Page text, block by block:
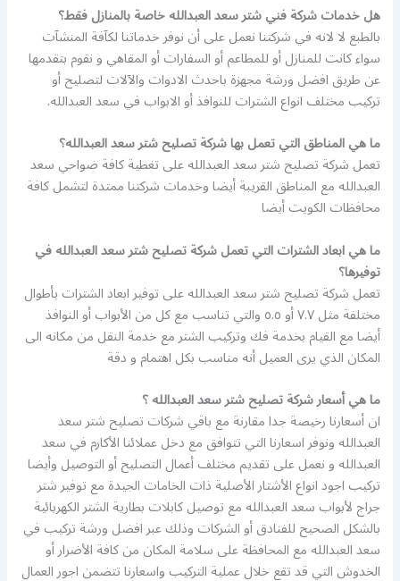
هل خدمات شركة فني شتر سعد العبدالله خاصة بالمنازل فقط؟
بالطبع لا لانه في شركتنا نعمل على أن نوفر خدماتنا لكآفة المنشآت
سواء كانت للمنازل أو للمطاعم أو السفارات أو المقاهي و نقوم بتقدمها
عن طريق افضل ورشة مجهزة باحدث الادوات والآلات لتصليح أو
تركيب مختلف انواع الشترات للنوافذ أو الابواب في سعد العبدالله.
ما هي المناطق التي تعمل بها شركة تصليح شتر سعد العبدالله؟
تعمل شركة تصليح شتر سعد العبدالله على تغطية كافة ضواحي سعد
العبدالله مع المناطق القريبة أيضا وخدمات شركتنا ممتدة لتشمل كافة
محافظات الكويت أيضا
ما هي ابعاد الشترات التي تعمل شركة تصليح شتر سعد العبدالله في
توفيرها؟
تعمل شركة تصليح شتر سعد العبدالله على توفير ابعاد الشترات بأطوال
مختلفة مثل ٧.٧ أو ٥.٥ والتي تناسب مع كل من الأبواب أو النوافذ
أيضا مع القيام بخدمة فك وتركيب الشتر مع خدمة النقل من مكانه الى
المكان الذي يرى العميل أنه مناسب بكل اهتمام و دقة
ما هي أسعار شركة تصليح شتر سعد العبدالله ؟
ان أسعارنا رخيصة جدا مقارنة مع باقي شركات تصليح شتر سعد
العبدالله ونوفر اسعارنا التي تتوافق مع دخل عملائنا الأكارم في سعد
العبدالله و نعمل على تقديم مختلف أعمال التصليح أو التوصيل وأيضا
تركيب اجود انواع الأشتار الأصلية ذات الخامات الجيدة مع توفير شتر
جراج لأبواب سعد العبدالله مع توصيل كابلات بطارية الشتر الكهربائية
بالشكل الصحيح للفنادق أو الشركات وذلك عبر افضل ورشة تركيب في
سعد العبدالله مع المحافظة على سلامة المكان من كافة الأضرار أو
الخدوش التي قد تقع خلال عملية التركيب واسعارنا تتضمن اجور العمال